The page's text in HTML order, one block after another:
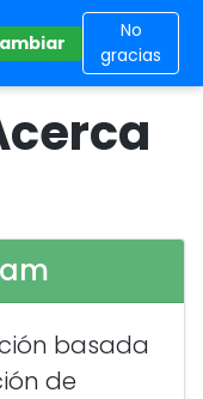
No
gracias
basada
de